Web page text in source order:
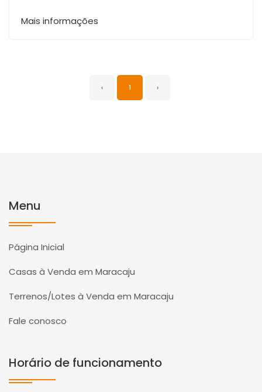
Mais informações
‹ 1 ›
Menu
Página Inicial
Casas à Venda em Maracaju
Terrenos/Lotes à Venda em Maracaju
Fale conosco
Horário de funcionamento